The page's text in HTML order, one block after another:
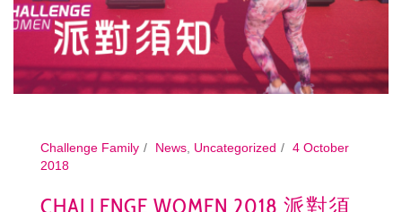
Challenge Family News Uncategorized
4 October
2018
CHALLENGE WOMEN 2018 派對須